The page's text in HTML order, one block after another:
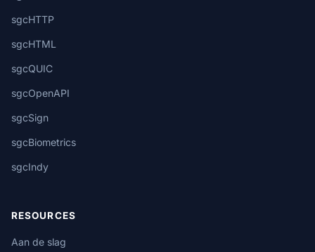
sgcHTTP
sgcHTML
sgcQUIC
sgcOpenAPI
sgcSign
sgcBiometrics
sgcIndy
RESOURCES
Aan de slag